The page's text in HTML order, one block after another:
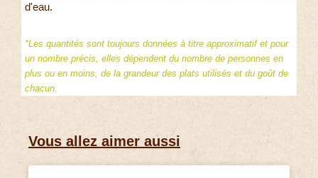
d'eau.
*Les quantités sont toujours données à titre approximatif et pour
un nombre précis, elles dépendent du nombre de personnes en
plus ou en moins, de la grandeur des plats utilisés et du goût de
chacun.
Vous allez aimer aussi